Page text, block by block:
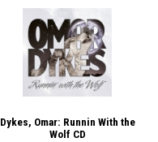
Dykes, Omar: Runnin With the
Wolf CD